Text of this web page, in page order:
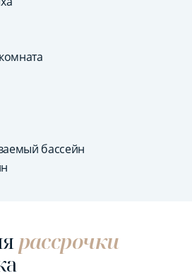
бассейн
рассрочки